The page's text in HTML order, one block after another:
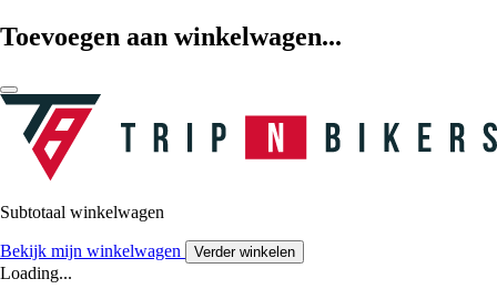
Toevoegen aan winkelwagen...
Subtotaal winkelwagen
Bekijk mijn winkelwagen Verder winkelen
Loading...